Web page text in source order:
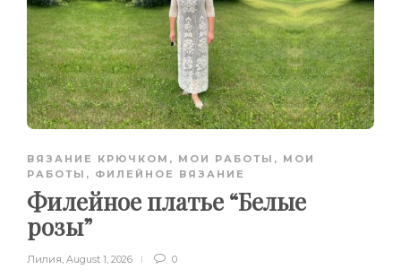
ВЯЗАНИЕ КРЮЧКОМ , МОИ РАБОТЫ , МОИ
РАБОТЫ , ФИЛЕЙНОЕ ВЯЗАНИЕ
Филейное платье “Белые
розы”
Лилия, August 1, 2026 0